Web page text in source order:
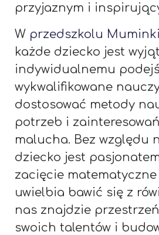
przyjaznym i
W przedszkolu Muminki
każde dziecko jest
indywidualnemu
wykwalifikowane
dostosować metody
potrzeb i
malucha. Bez względu
dziecko jest
zacięcie
uwielbia bawić się z
nas znajdzie
swoich talentów i